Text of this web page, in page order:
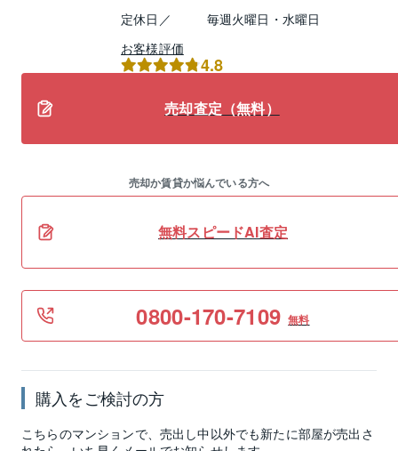
定休日／
毎週火曜日・水曜日
お客様評価
4.8
売却査定（無料）
売却か賃貸か悩んでいる方へ
無料スピードAI査定
0800-170-7109 無料
購入をご検討の方
こちらのマンションで、売出し中以外でも新たに部屋が売出さ